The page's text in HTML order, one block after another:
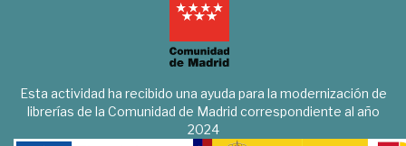
Esta actividad ha recibido una ayuda para la modernización de
librerías de la Comunidad de Madrid correspondiente al año
2024